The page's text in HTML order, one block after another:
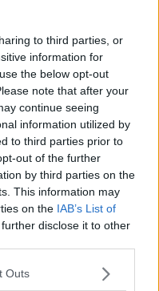
to third parties, or
information for
the below opt-out
note that after your
continue seeing
information utilized by
to third parties prior to
out of the further
by third parties on the
This information may
on the IAB’s List of
disclose it to other
Outs
Cryo Hops®, ottenuta
oli essenziali e
conferire aroma e pulizia ai
insostituibile
dei dazi
transatlantici dovessero
di fronte a due
delle materie prime o la
luppoli alternativi, spesso
aromatica e la resa
solo verrebbero colpiti i
quelle più piccole, ma
qualitativo del prodotto
acquisita negli ultimi
internazionali. In